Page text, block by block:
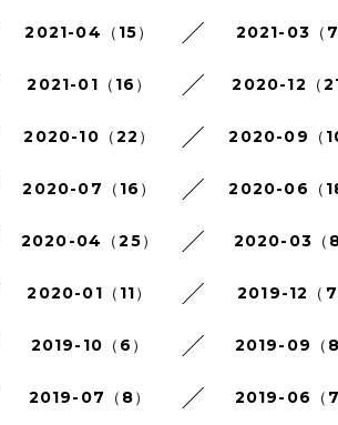
2021-04（15） 2021-03（7
2021-01（16） 2020-12（21
2020-10（22） 2020-09（
2020-07（16） 2020-06（
2020-04（25） 2020-03（8
2020-01（11） 2019-12（7
2019-10（6） 2019-09（8
2019-07（8） 2019-06（7